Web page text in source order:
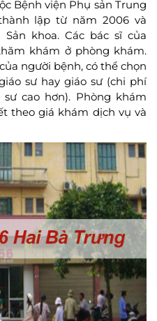
Bệnh viện Phụ sản Trung
lập từ năm 2006 và
khoa. Các bác sĩ của
khám ở phòng khám.
người bệnh, có thể chọn
sư hay giáo sư (chi phí
cao hơn). Phòng khám
theo giá khám dịch vụ và